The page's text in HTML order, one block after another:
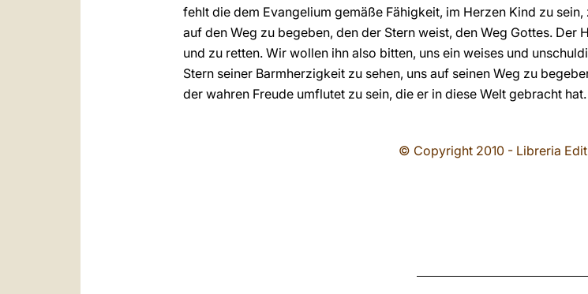
fehlt die dem Evangelium gemäße Fähigkeit, im Herzen Kind zu
auf den Weg zu begeben, den der Stern weist, den Weg Gottes. Der
und zu retten. Wir wollen ihn also bitten, uns ein weises und
Stern seiner Barmherzigkeit zu sehen, uns auf seinen Weg zu
der wahren Freude umflutet zu sein, die er in diese Welt gebracht
© Copyright 2010 - Libreria